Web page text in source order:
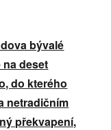
bývalé
deset
do kterého
netradičním
překvapení,